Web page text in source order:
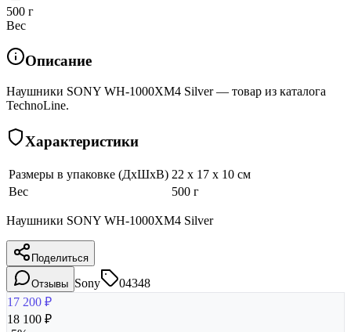
500 г
Вес
Описание
Наушники SONY WH-1000XM4 Silver — товар из каталога
TechnoLine.
Характеристики
Размеры в упаковке (ДхШхВ) 22 x 17 x 10 см
Вес
500 г
Наушники SONY WH-1000XM4 Silver
Поделиться
Отзывы Sony
04348
17 200 ₽
18 100 ₽